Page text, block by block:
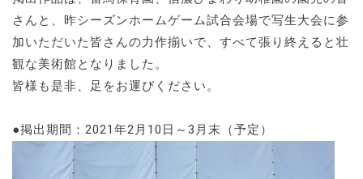
さんと、昨シーズンホームゲーム試合会場で写生大会に参
加いただいた皆さんの力作揃いで、すべて張り終えると壮
観な美術館となりました。
皆様も是非、足をお運びください。
●掲出期間：2021年2月10日～3月末（予定）